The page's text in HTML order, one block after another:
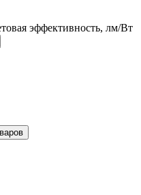
эффективность, лм/Вт
6 товаров